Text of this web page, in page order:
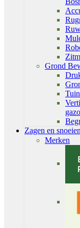
Grond
Zagen en snoeien
Merken